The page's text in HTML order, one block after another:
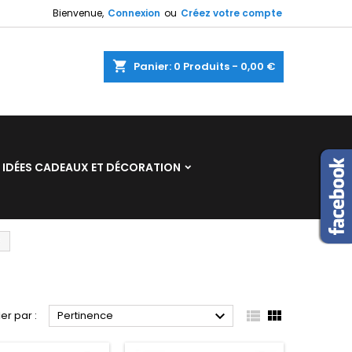
Bienvenue, Connexion ou Créez votre compte
shopping_cart Panier: 0 Produits - 0,00 €
IDÉES CADEAUX ET DÉCORATION
par : Pertinence   